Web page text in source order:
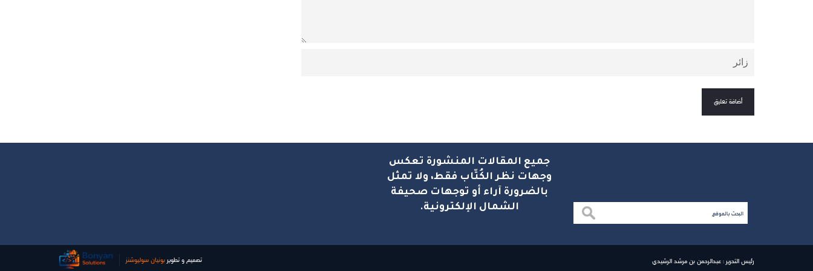
جميع المقالات المنشورة تعكس
وجهات نظر الكُتّاب فقط، ولا تمثل
بالضرورة آراء أو توجهات صحيفة
الشمال الإلكترونية.
رئيس التحرير : عبدالرحمن بن مرشد الرشيدي تصميم و تطوير بونیان سولیوشنز